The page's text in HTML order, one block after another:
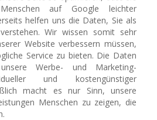
auf Google leichter
helfen uns die Daten, Sie als
Wir wissen somit sehr
Website verbessern müssen,
Service zu bieten. Die Daten
Werbe- und Marketing-
und kostengünstiger
macht es nur Sinn, unsere
Menschen zu zeigen, die